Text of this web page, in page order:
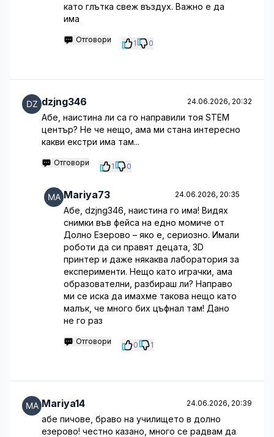
като глътка свеж въздух. Важно е да
има
Отговори 1 0
dzjng346 24.06.2026, 20:32
Абе, наистина ли са го направили тоя STEM
център? Не че нещо, ама ми стана интересно
какви екстри има там...
Отговори 1 0
Mariya73 24.06.2026, 20:35
Абе, dzjng346, наистина го има! Видях
снимки във фейса на едно момиче от
Долно Езерово – яко е, сериозно. Имали
роботи да си правят децата, 3D
принтер и даже някаква лаборатория за
експерименти. Нещо като играчки, ама
образователни, разбираш ли? Направо
ми се иска да имахме такова нещо като
малък, че много бих цъфнал там! Дано
не го раз
Отговори 0 1
Mariya14 24.06.2026, 20:39
абе пичове, браво на училището в долно
езерово! честно казано, много се радвам да